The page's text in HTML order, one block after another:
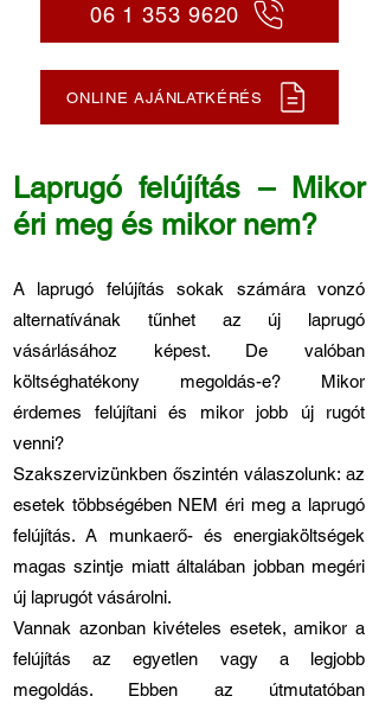
06 1 353 9620
ONLINE AJÁNLATKÉRÉS
Laprugó felújítás – Mikor
éri meg és mikor nem?
A laprugó felújítás sokak számára vonzó
alternatívának tűnhet az új laprugó
vásárlásához képest. De valóban
költséghatékony megoldás-e? Mikor
érdemes felújítani és mikor jobb új rugót
venni?
Szakszervizünkben őszintén válaszolunk: az
esetek többségében NEM éri meg a laprugó
felújítás. A munkaerő- és energiaköltségek
magas szintje miatt általában jobban megéri
új laprugót vásárolni.
Vannak azonban kivételes esetek, amikor a
felújítás az egyetlen vagy a legjobb
megoldás. Ebben az útmutatóban